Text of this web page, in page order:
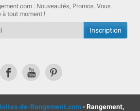
: Nouveautés, Promos. Vous
à tout moment !
de-Rangement.com- Rangement,